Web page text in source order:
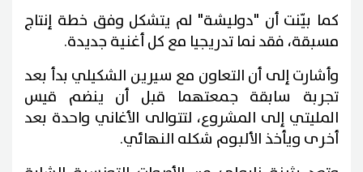
كما بيّنت أن "دوليشة" لم يتشكل وفق خطة إنتاج
مسبقة، فقد نما تدريجيا مع كل أغنية جديدة.
وأشارت إلى أن التعاون مع سيرين الشكيلي بدأ بعد
تجربة سابقة جمعتهما قبل أن ينضم قيس
المليتي إلى المشروع، لتتوالى الأغاني واحدة بعد
أخرى ويأخذ الألبوم شكله النهائي.